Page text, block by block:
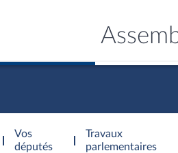
Vos
députés
Travaux
parlementaires